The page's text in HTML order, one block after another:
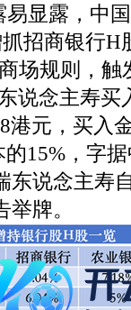
显露，中国
招商银行H
场规则，触
念主寿买
港元，买入
15%，字
东说念主寿
牌。